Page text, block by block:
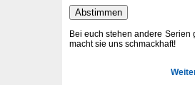
Bei euch stehen andere Serien
macht sie uns schmackhaft!